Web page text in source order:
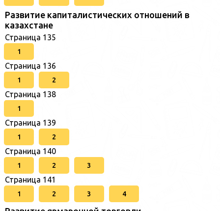
Развитие капиталистических отношений в
казахстане
Страница 135
1
Страница 136
1 2
Страница 138
1
Страница 139
1 2
Страница 140
1 2 3
Страница 141
1 2 3 4